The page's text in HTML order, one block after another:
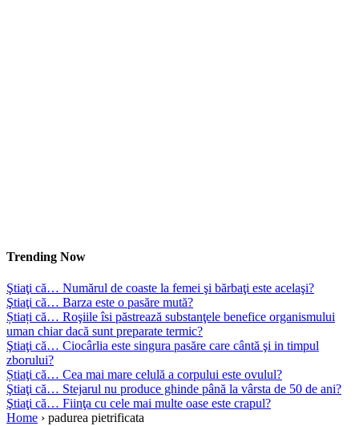
Trending Now
Ştiaţi că… Numărul de coaste la femei şi bărbaţi este acelaşi?
Ştiaţi că… Barza este o pasăre mută?
Știați că… Roşiile îsi păstrează substanţele benefice organismului
uman chiar dacă sunt preparate termic?
Ştiaţi că… Ciocârlia este singura pasăre care cântă şi in timpul
zborului?
Știaţi că… Cea mai mare celulă a corpului este ovulul?
Ştiaţi că… Stejarul nu produce ghinde până la vârsta de 50 de ani?
Ştiaţi că… Fiinţa cu cele mai multe oase este crapul?
Home › padurea pietrificata